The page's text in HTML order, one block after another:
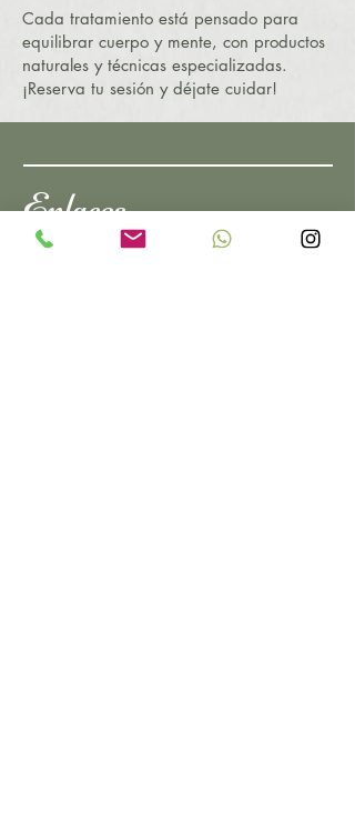
Cada tratamiento está pensado para
equilibrar cuerpo y mente, con productos
naturales y técnicas especializadas.
¡Reserva tu sesión y déjate cuidar!
Enlaces